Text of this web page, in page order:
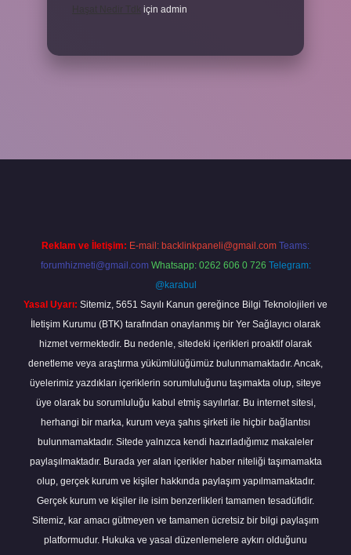
için admin
Reklam ve İletişim: E-mail: backlinkpaneli@gmail.com Teams:
forumhizmeti@gmail.com Whatsapp: 0262 606 0 726 Telegram:
@karabul
Yasal Uyarı: Sitemiz, 5651 Sayılı Kanun gereğince Bilgi Teknolojileri ve
İletişim Kurumu (BTK) tarafından onaylanmış bir Yer Sağlayıcı olarak
hizmet vermektedir. Bu nedenle, sitedeki içerikleri proaktif olarak
denetleme veya araştırma yükümlülüğümüz bulunmamaktadır. Ancak,
üyelerimiz yazdıkları içeriklerin sorumluluğunu taşımakta olup, siteye
üye olarak bu sorumluluğu kabul etmiş sayılırlar. Bu internet sitesi,
herhangi bir marka, kurum veya şahıs şirketi ile hiçbir bağlantısı
bulunmamaktadır. Sitede yalnızca kendi hazırladığımız makaleler
paylaşılmaktadır. Burada yer alan içerikler haber niteliği taşımamakta
olup, gerçek kurum ve kişiler hakkında paylaşım yapılmamaktadır.
Gerçek kurum ve kişiler ile isim benzerlikleri tamamen tesadüfidir.
Sitemiz, kar amacı gütmeyen ve tamamen ücretsiz bir bilgi paylaşım
platformudur. Hukuka ve yasal düzenlemelere aykırı olduğunu